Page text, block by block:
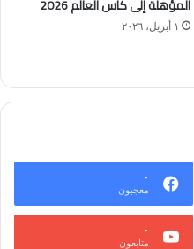
المؤهلة إلى كأس العالم 2026
١ أبريل، ٢٠٢٦
٠
معجبون
٠
متابعون